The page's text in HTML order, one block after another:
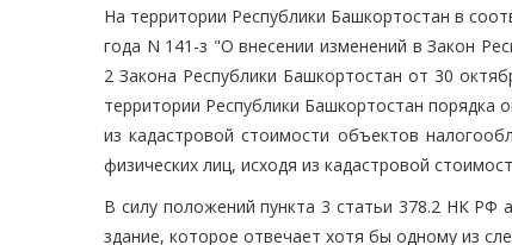
На территории Республики Башкортостан в
года N 141-з "О внесении изменений в Закон
2 Закона Республики Башкортостан от 30
территории Республики Башкортостан порядка
из кадастровой стоимости объектов
физических лиц, исходя из кадастровой
В силу положений пункта 3 статьи 378.2 НК РФ
здание, которое отвечает хотя бы одному из